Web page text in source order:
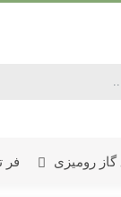
گاز رومیزی فر